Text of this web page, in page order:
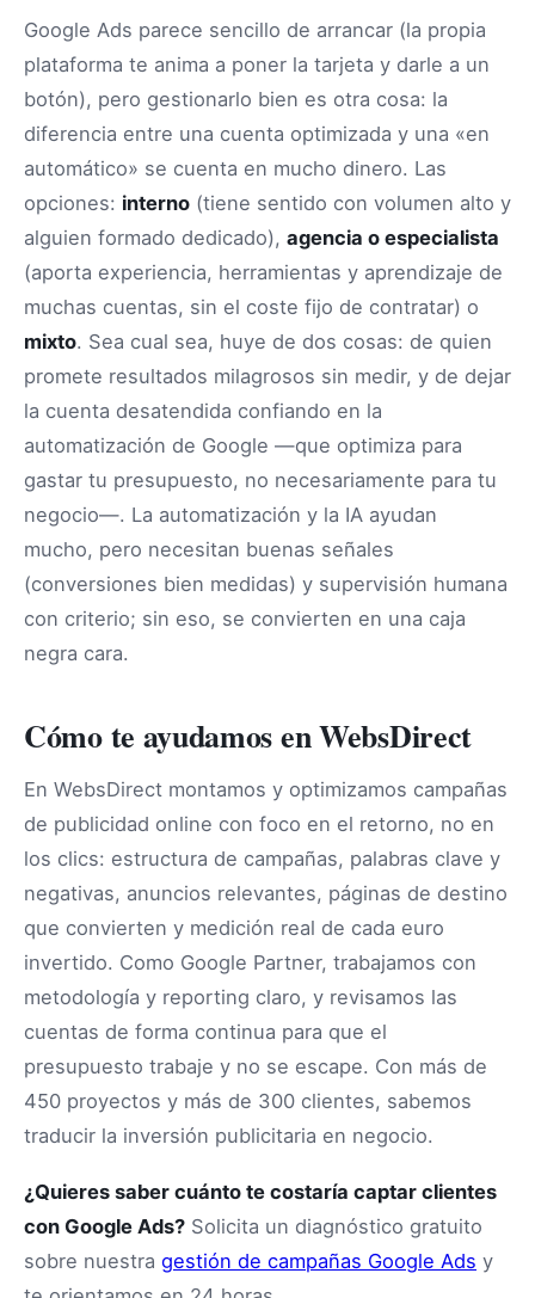
Google Ads parece sencillo de arrancar (la propia
plataforma te anima a poner la tarjeta y darle a un
botón), pero gestionarlo bien es otra cosa: la
diferencia entre una cuenta optimizada y una «en
automático» se cuenta en mucho dinero. Las
opciones: interno (tiene sentido con volumen alto y
alguien formado dedicado), agencia o especialista
(aporta experiencia, herramientas y aprendizaje de
muchas cuentas, sin el coste fijo de contratar) o
mixto. Sea cual sea, huye de dos cosas: de quien
promete resultados milagrosos sin medir, y de dejar
la cuenta desatendida confiando en la
automatización de Google —que optimiza para
gastar tu presupuesto, no necesariamente para tu
negocio—. La automatización y la IA ayudan
mucho, pero necesitan buenas señales
(conversiones bien medidas) y supervisión humana
con criterio; sin eso, se convierten en una caja
negra cara.
Cómo te ayudamos en WebsDirect
En WebsDirect montamos y optimizamos campañas
de publicidad online con foco en el retorno, no en
los clics: estructura de campañas, palabras clave y
negativas, anuncios relevantes, páginas de destino
que convierten y medición real de cada euro
invertido. Como Google Partner, trabajamos con
metodología y reporting claro, y revisamos las
cuentas de forma continua para que el
presupuesto trabaje y no se escape. Con más de
450 proyectos y más de 300 clientes, sabemos
traducir la inversión publicitaria en negocio.
¿Quieres saber cuánto te costaría captar clientes
con Google Ads? Solicita un diagnóstico gratuito
sobre nuestra gestión de campañas Google Ads y